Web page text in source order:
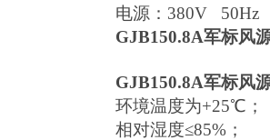
电源 ： 380V 50Hz
GJB150.8A军标风
GJB150.8A军标风
环境温度为+25℃；
相对湿度≤85%；